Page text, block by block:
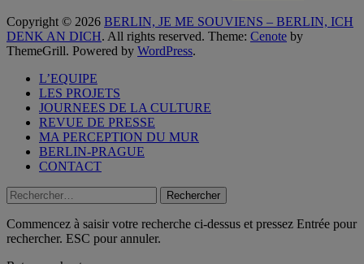
Copyright © 2026 BERLIN, JE ME SOUVIENS – BERLIN, ICH
DENK AN DICH. All rights reserved. Theme: Cenote by
ThemeGrill. Powered by WordPress.
L’EQUIPE
LES PROJETS
JOURNEES DE LA CULTURE
REVUE DE PRESSE
MA PERCEPTION DU MUR
BERLIN-PRAGUE
CONTACT
Rechercher :
Commencez à saisir votre recherche ci-dessus et pressez Entrée pour
rechercher. ESC pour annuler.